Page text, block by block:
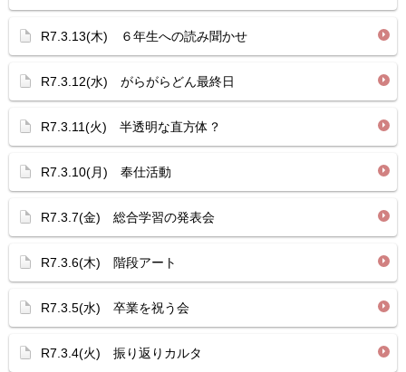
R7.3.13(木) ６年生への読み聞かせ
R7.3.12(水) がらがらどん最終日
R7.3.11(火) 半透明な直方体？
R7.3.10(月) 奉仕活動
R7.3.7(金) 総合学習の発表会
R7.3.6(木) 階段アート
R7.3.5(水) 卒業を祝う会
R7.3.4(火) 振り返りカルタ